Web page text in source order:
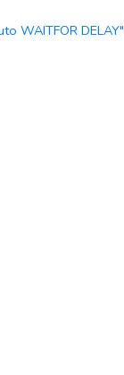
WAITFOR DELAY"